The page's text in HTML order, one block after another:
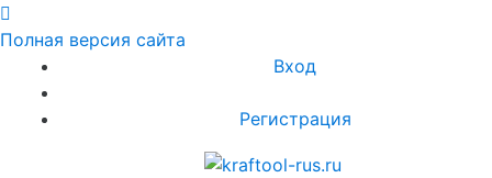
Полная версия сайта
Вход
Регистрация